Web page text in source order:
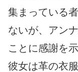
集まっている
ないが、アン
ことに感謝を示
彼女は革の衣